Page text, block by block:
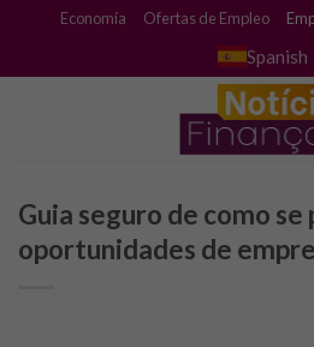
content
Economía Ofertas de Empleo
Spanish
Guia seguro de como
oportunidades de